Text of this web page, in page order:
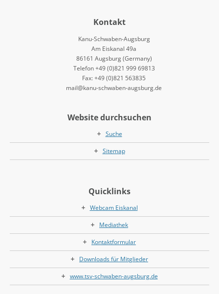
Kontakt
Kanu-Schwaben-Augsburg
Am Eiskanal 49a
86161 Augsburg (Germany)
Telefon +49 (0)821 999 69813
Fax: +49 (0)821 563835
mail@kanu-schwaben-augsburg.de
Website durchsuchen
Suche
Sitemap
Quicklinks
Webcam Eiskanal
Mediathek
Kontaktformular
Downloads für Mitglieder
www.tsv-schwaben-augsburg.de